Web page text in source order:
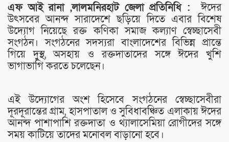
এফ আই রানা ,লালমনিরহাট জেলা প্রতিনিধি :ঈদের
উৎসবের আনন্দ সারাদেশে ছড়িয়ে দিতে এবার বিশেষ
উদ্যোগ নিয়েছে রক্ত কণিকা সমাজ কল্যাণ স্বেচ্ছাসেবী
সংগঠন। সংগঠনের সদস্যরা বাংলাদেশের বিভিন্ন প্রান্তে
গিয়ে দুস্থ, অসহায় ও রক্তদাতাদের সঙ্গে ঈদের খুশি
ভাগাভাগি করতে চলেছেন।
এই উদ্যোগের অংশ হিসেবে সংগঠনের স্বেচ্ছাসেবীরা
দূরদূরান্তের গ্রাম, হাসপাতাল ও সুবিধাবঞ্চিত এলাকায় ঈদের
আনন্দ পাশাপাশি রক্তদাতা ও থ্যালাসেমিয়া রোগীদের সঙ্গে
সময় কাটিয়ে তাদের মনোবল বাড়ানো হবে।